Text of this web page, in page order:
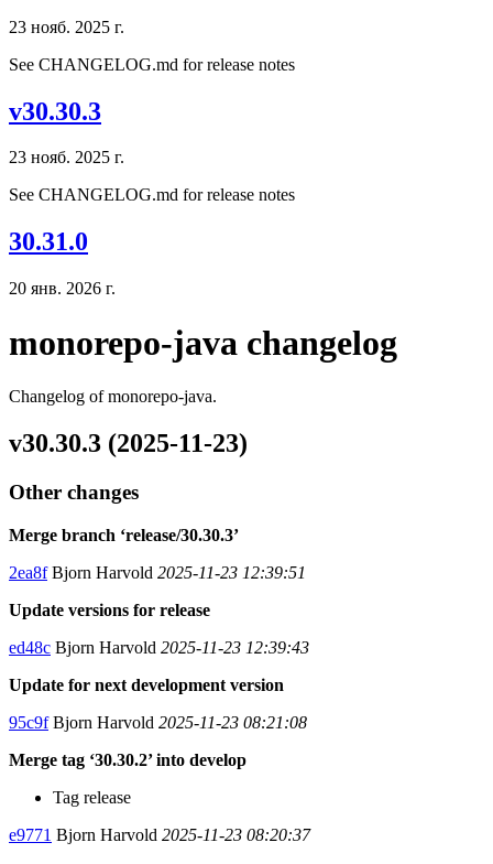
23 нояб. 2025 г.
See CHANGELOG.md for release notes
v30.30.3
23 нояб. 2025 г.
See CHANGELOG.md for release notes
30.31.0
20 янв. 2026 г.
monorepo-java changelog
Changelog of monorepo-java.
v30.30.3 (2025-11-23)
Other changes
Merge branch ‘release/30.30.3’
2ea8fBjorn Harvold 2025-11-23 12:39:51
Update versions for release
ed48c Bjorn Harvold 2025-11-23 12:39:43
Update for next development version
95c9fBjorn Harvold 2025-11-23 08:21:08
Merge tag ‘30.30.2’ into develop
Tag release
e9771 Bjorn Harvold 2025-11-23 08:20:37